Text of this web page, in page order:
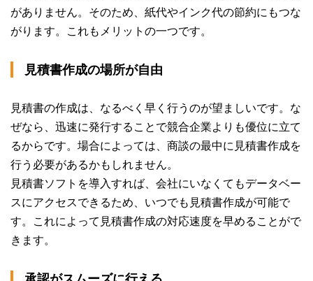
がありません。そのため、紙代やインク代の節約にもつな
がります。これもメリットの一つです。
見積書作成の場所が自由
見積書の作成は、なるべく早く行うのが望ましいです。な
ぜなら、迅速に発行することで競合企業よりも優位に立て
るからです。場合によっては、商談の最中に見積書作成を
行う必要があるかもしれません。
見積書ソフトを導入すれば、会社にいなくてもデータベー
スにアクセスできるため、いつでも見積書作成が可能で
す。これによって見積書作成の対応速度を早めることがで
きます。